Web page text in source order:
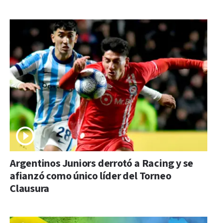
Argentinos Juniors derrotó a Racing y se
afianzó como único líder del Torneo
Clausura